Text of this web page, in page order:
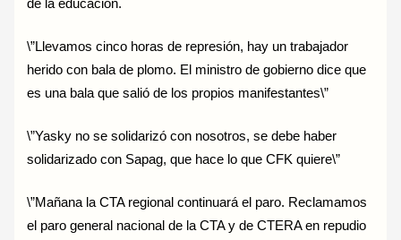
de la educación.
\”Llevamos cinco horas de represión, hay un trabajador
herido con bala de plomo. El ministro de gobierno dice que
es una bala que salió de los propios manifestantes\”
\”Yasky no se solidarizó con nosotros, se debe haber
solidarizado con Sapag, que hace lo que CFK quiere\”
\”Mañana la CTA regional continuará el paro. Reclamamos
el paro general nacional de la CTA y de CTERA en repudio